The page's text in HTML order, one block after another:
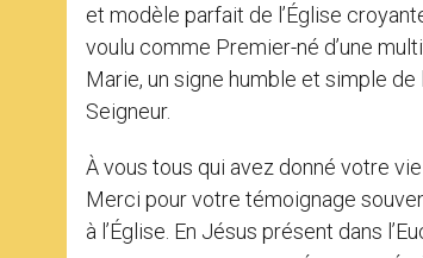
et modèle parfait de l’Église
voulu comme Premier-né d’une
Marie, un signe humble et simple
Seigneur.
À vous tous qui avez donné votre
Merci pour votre témoignage
à l’Église. En Jésus présent dans